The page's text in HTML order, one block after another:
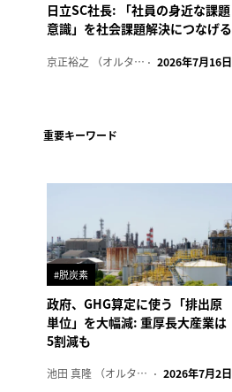
日立SC社長: 「社員の身近な課題
意識」を社会課題解決につなげる
京正裕之 （オルタナ副編集長） 2026年7月16日
重要キーワード
#脱炭素
政府、GHG算定に使う「排出原
単位」を大幅減: 重厚長大産業は
5割減も
池田 真隆 （オルタナ輪番編集長） 2026年7月2日